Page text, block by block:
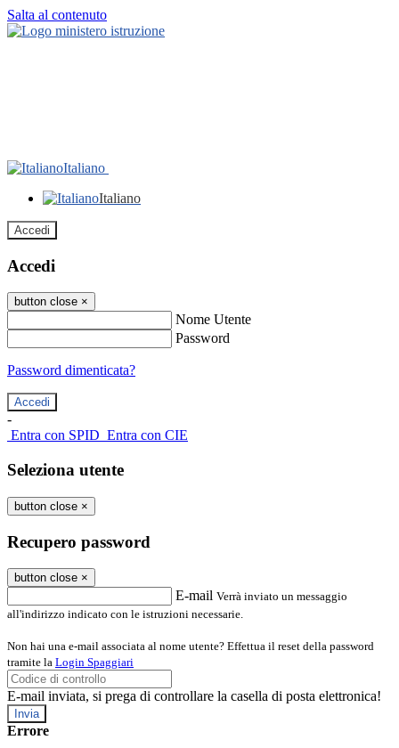
Salta al contenuto
Italiano
Italiano
Accedi
Accedi
button close ×
Nome Utente
Password
Password dimenticata?
-
Entra con SPID Entra con CIE
Seleziona utente
button close ×
Recupero password
button close ×
E-mail Verrà inviato un messaggio
all'indirizzo indicato con le istruzioni necessarie.
Non hai una e-mail associata al nome utente? Effettua il reset della password
tramite la Login Spaggiari
E-mail inviata, si prega di controllare la casella di posta elettronica!
Errore